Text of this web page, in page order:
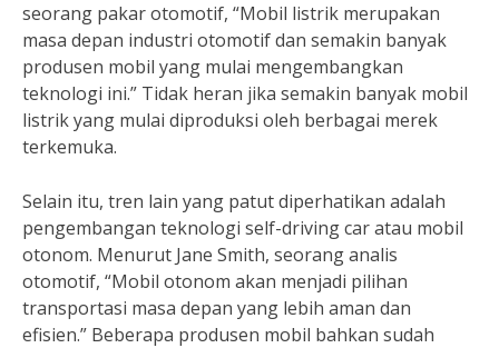
seorang pakar otomotif, “Mobil listrik merupakan
masa depan industri otomotif dan semakin banyak
produsen mobil yang mulai mengembangkan
teknologi ini.” Tidak heran jika semakin banyak mobil
listrik yang mulai diproduksi oleh berbagai merek
terkemuka.
Selain itu, tren lain yang patut diperhatikan adalah
pengembangan teknologi self-driving car atau mobil
otonom. Menurut Jane Smith, seorang analis
otomotif, “Mobil otonom akan menjadi pilihan
transportasi masa depan yang lebih aman dan
efisien.” Beberapa produsen mobil bahkan sudah